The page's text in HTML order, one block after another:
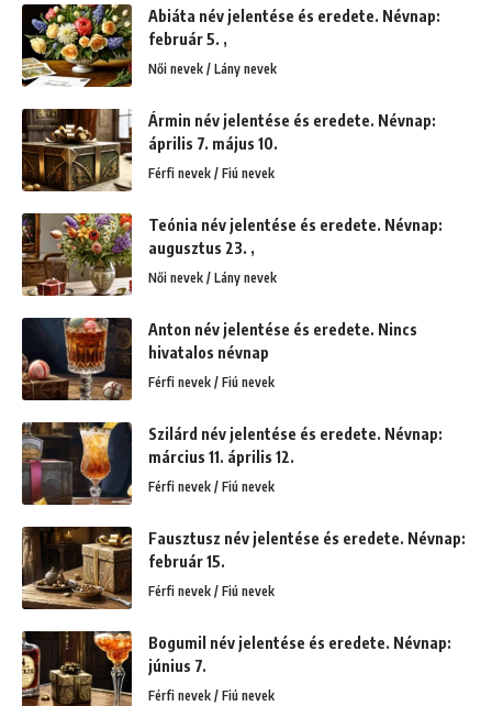
Abiáta név jelentése és eredete. Névnap:
február 5. ,
Női nevek / Lány nevek
Ármin név jelentése és eredete. Névnap:
április 7. május 10.
Férfi nevek / Fiú nevek
Teónia név jelentése és eredete. Névnap:
augusztus 23. ,
Női nevek / Lány nevek
Anton név jelentése és eredete. Nincs
hivatalos névnap
Férfi nevek / Fiú nevek
Szilárd név jelentése és eredete. Névnap:
március 11. április 12.
Férfi nevek / Fiú nevek
Fausztusz név jelentése és eredete. Névnap:
február 15.
Férfi nevek / Fiú nevek
Bogumil név jelentése és eredete. Névnap:
június 7.
Férfi nevek / Fiú nevek